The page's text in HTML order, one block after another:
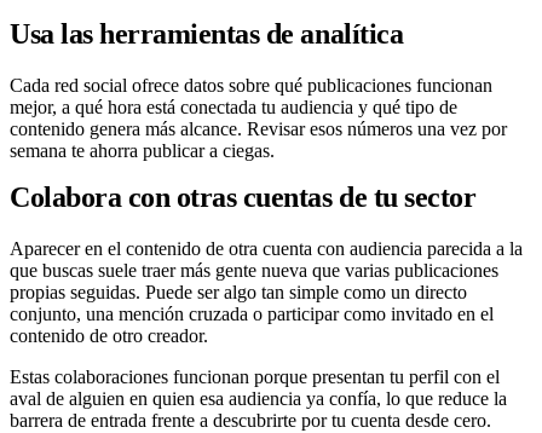
Usa las herramientas de analítica
Cada red social ofrece datos sobre qué publicaciones funcionan
mejor, a qué hora está conectada tu audiencia y qué tipo de
contenido genera más alcance. Revisar esos números una vez por
semana te ahorra publicar a ciegas.
Colabora con otras cuentas de tu sector
Aparecer en el contenido de otra cuenta con audiencia parecida a la
que buscas suele traer más gente nueva que varias publicaciones
propias seguidas. Puede ser algo tan simple como un directo
conjunto, una mención cruzada o participar como invitado en el
contenido de otro creador.
Estas colaboraciones funcionan porque presentan tu perfil con el
aval de alguien en quien esa audiencia ya confía, lo que reduce la
barrera de entrada frente a descubrirte por tu cuenta desde cero.